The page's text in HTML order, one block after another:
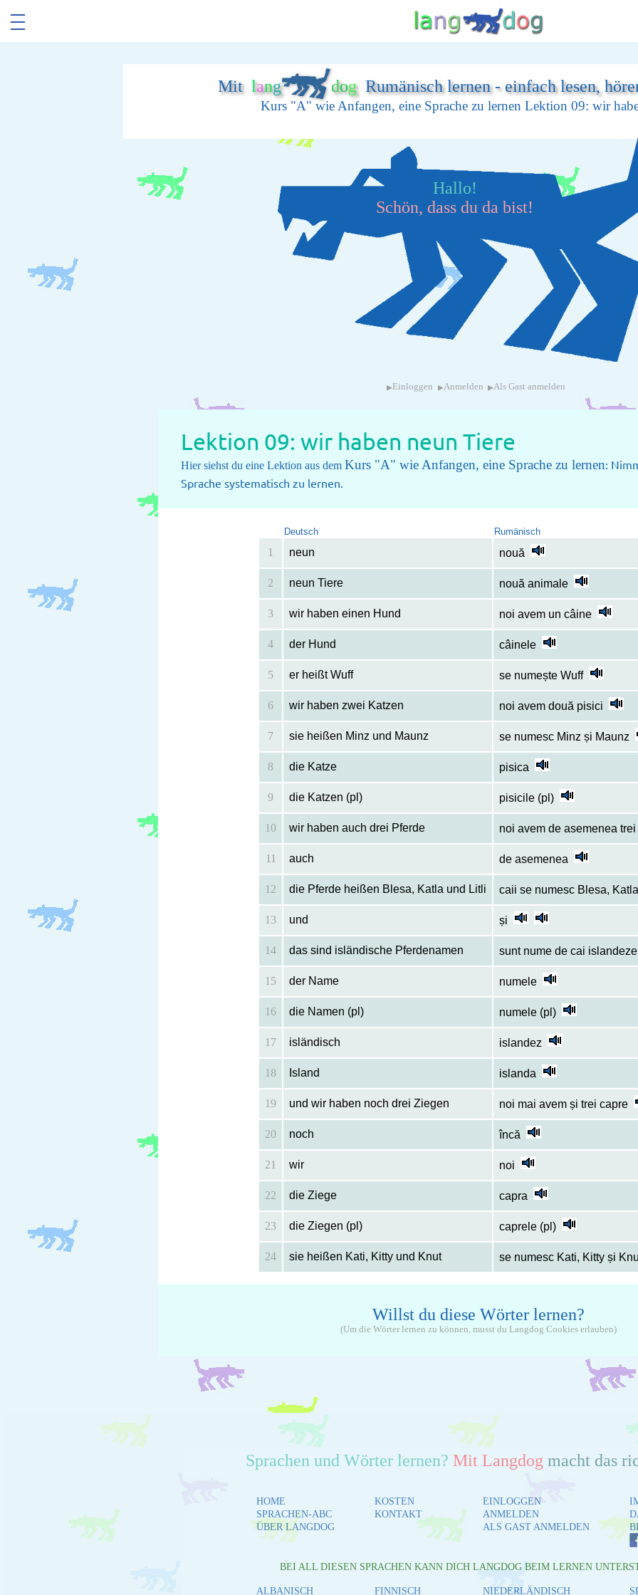
Mit lang dogRumänisch lernen - einfach lesen,
Kurs "A" wie Anfangen, eine Sprache zu lernen Lektion 09: wir
Hallo!
Schön, dass du da bist!
▸ Einloggen ▸Anmelden ▸Als Gast anmelden
Lektion 09: wir haben neun Tiere
Hier siehst du eine Lektion aus dem Kurs "A" wie Anfangen, eine Sprache zu lernen:
Sprache systematisch zu lernen.
Deutsch Rumänisch
1 neun nouă
2 neun Tiere nouă animale
3 wir haben einen Hund noi avem un câine
4 der Hund câinele
5 er heißt Wuff se numește Wuff
6 wir haben zwei Katzen noi avem două pisici
7 sie heißen Minz und Maunz se numesc Minz și Maunz
8 die Katze pisica
9 die Katzen (pl) pisicile (pl)
10 wir haben auch drei Pferde noi avem de asemenea
11 auch de asemenea
12 die Pferde heißen Blesa, Katla und Litli caii se numesc Blesa,
13 und și
14 das sind isländische Pferdenamen sunt nume de cai islandeze
15 der Name numele
16 die Namen (pl) numele (pl)
17 isländisch islandez
18 Island islanda
19 und wir haben noch drei Ziegen noi mai avem și trei capre
20 noch încă
21 wir noi
22 die Ziege capra
23 die Ziegen (pl) caprele (pl)
24 sie heißen Kati, Kitty und Knut se numesc Kati, Kitty și
Willst du diese Wörter lernen?
(Um die Wörter lernen zu können, musst du Langdog Cookies erlauben)
Sprachen und Wörter lernen? Mit Langdog macht das
HOME
SPRACHEN-ABC
ÜBER LANGDOG
KOSTEN
KONTAKT
EINLOGGEN
ANMELDEN
ALS GAST ANMELDEN
BEI ALL DIESEN SPRACHEN KANN DICH LANGDOG BEIM LERNEN
ALBANISCH FINNISCH NIEDERLÄNDISCH